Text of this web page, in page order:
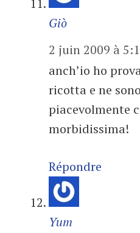
Giò
2 juin 2009 à
anch’io ho
ricotta e ne
piacevolmente
morbidissima!
Répondre
Yum